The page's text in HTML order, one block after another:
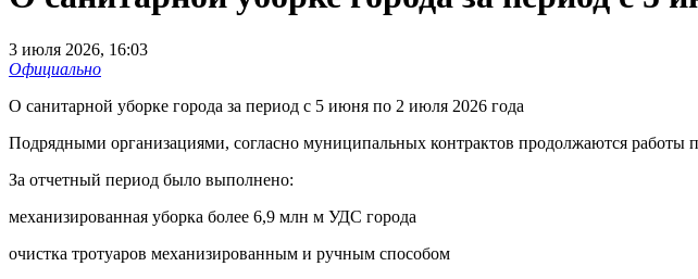
3 июля 2026, 16:03
Официально
О санитарной уборке города за период с 5 июня по 2 июля 2026 года
Подрядными организациями, согласно муниципальных контрактов продолжаются работы
За отчетный период было выполнено:
механизированная уборка более 6,9 млн м УДС города
очистка тротуаров механизированным и ручным способом